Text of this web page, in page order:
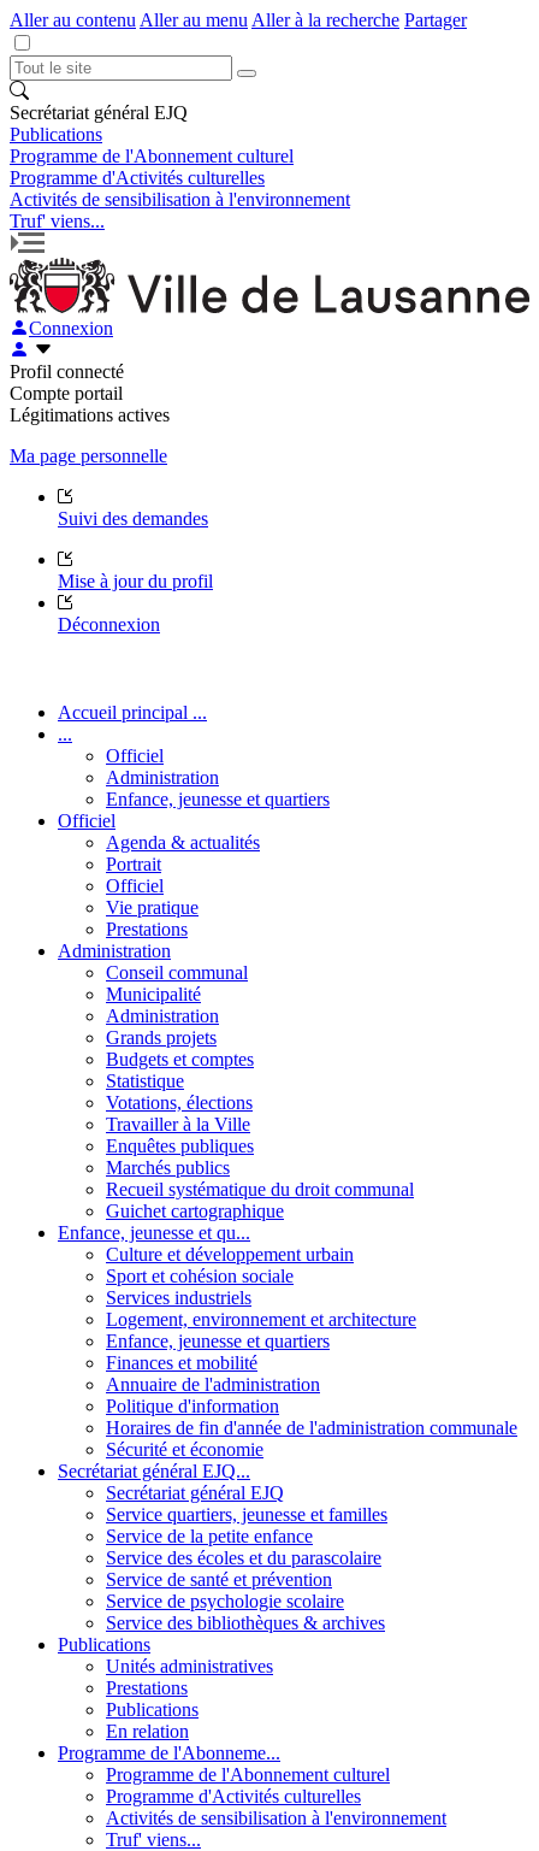
Aller au contenu Aller au menu Aller à la recherche Partager
Secrétariat général EJQ
Publications
Programme de l'Abonnement culturel
Programme d'Activités culturelles
Activités de sensibilisation à l'environnement
Truf' viens...
Connexion
Profil connecté
Compte portail
Légitimations actives
Ma page personnelle
Suivi des demandes
Mise à jour du profil
Déconnexion
Accueil principal ...
...
Officiel
Administration
Enfance, jeunesse et quartiers
Officiel
Agenda & actualités
Portrait
Officiel
Vie pratique
Prestations
Administration
Conseil communal
Municipalité
Administration
Grands projets
Budgets et comptes
Statistique
Votations, élections
Travailler à la Ville
Enquêtes publiques
Marchés publics
Recueil systématique du droit communal
Guichet cartographique
Enfance, jeunesse et qu...
Culture et développement urbain
Sport et cohésion sociale
Services industriels
Logement, environnement et architecture
Enfance, jeunesse et quartiers
Finances et mobilité
Annuaire de l'administration
Politique d'information
Horaires de fin d'année de l'administration communale
Sécurité et économie
Secrétariat général EJQ...
Secrétariat général EJQ
Service quartiers, jeunesse et familles
Service de la petite enfance
Service des écoles et du parascolaire
Service de santé et prévention
Service de psychologie scolaire
Service des bibliothèques & archives
Publications
Unités administratives
Prestations
Publications
En relation
Programme de l'Abonneme...
Programme de l'Abonnement culturel
Programme d'Activités culturelles
Activités de sensibilisation à l'environnement
Truf' viens...